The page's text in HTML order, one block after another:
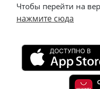
Чтобы перейти на
нажмите сюда